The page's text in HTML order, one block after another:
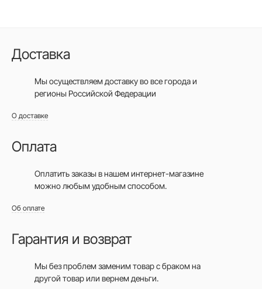
Доставка
Мы осуществляем доставку во все городаи
регионы Российской Федерации
О доставке
Оплата
Оплатить заказы в нашем интернет-магазине
можно любым удобным способом.
Об оплате
Гарантия и возврат
Мы без проблем заменим товар с браком на
другой товар или вернем деньги.